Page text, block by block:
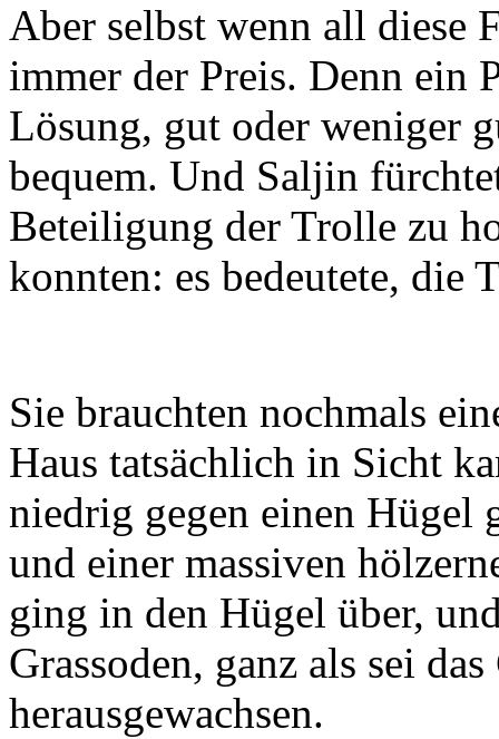
Aber selbst wenn all diese
immer der Preis. Denn ein
Lösung, gut oder weniger
bequem. Und Saljin
Beteiligung der Trolle zu
konnten: es bedeutete, die
Sie brauchten nochmals
Haus tatsächlich in Sicht
niedrig gegen einen Hügel
und einer massiven
ging in den Hügel über,
Grassoden, ganz als sei
herausgewachsen.